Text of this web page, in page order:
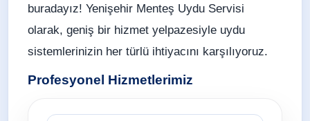
buradayız! Yenişehir Menteş Uydu Servisi
olarak, geniş bir hizmet yelpazesiyle uydu
sistemlerinizin her türlü ihtiyacını karşılıyoruz.
Profesyonel Hizmetlerimiz